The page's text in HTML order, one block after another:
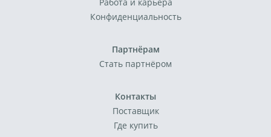
Конфиденциальность
Партнёрам
Стать партнёром
Контакты
Поставщик
Где купить